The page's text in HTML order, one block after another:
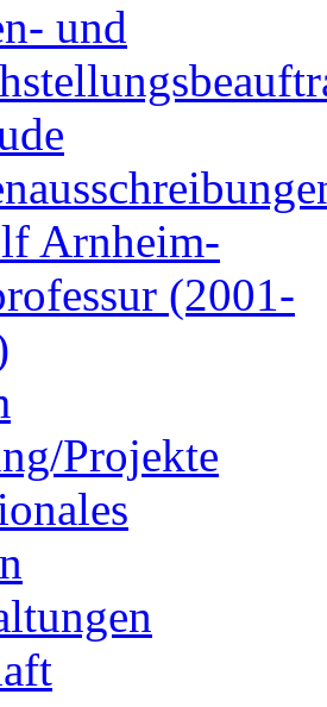
und
Arnheim-
(2001-
Projekte